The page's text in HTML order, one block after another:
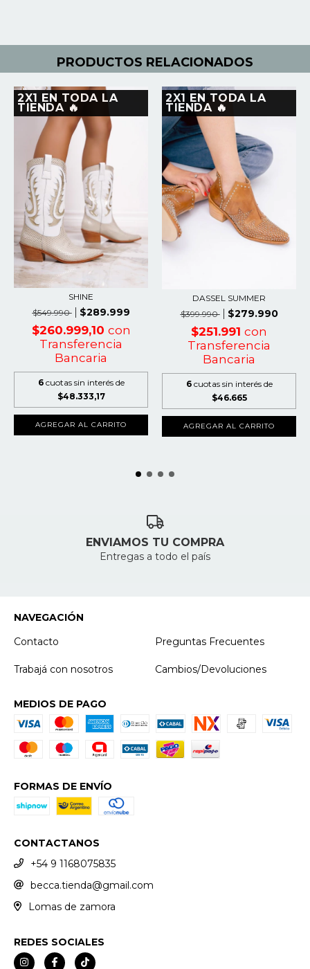
PRODUCTOS RELACIONADOS
2X1 EN TODA LA
TIENDA 🔥
SHINE
$549.990
$289.999
$260.999,10 con
Transferencia
Bancaria
6 cuotas sin interés de
$48.333,17
AGREGAR AL CARRITO
2X1 EN TODA LA
TIENDA 🔥
DASSEL SUMMER
$399.990
$279.990
$251.991 con
Transferencia
Bancaria
6 cuotas sin interés de
$46.665
AGREGAR AL CARRITO
ENVIAMOS TU COMPRA
Entregas a todo el país
NAVEGACIÓN
Contacto
Preguntas Frecuentes
Trabajá con nosotros Cambios/Devoluciones
MEDIOS DE PAGO
FORMAS DE ENVÍO
CONTACTANOS
+54 9 1168075835
becca.tienda@gmail.com
Lomas de zamora
REDES SOCIALES